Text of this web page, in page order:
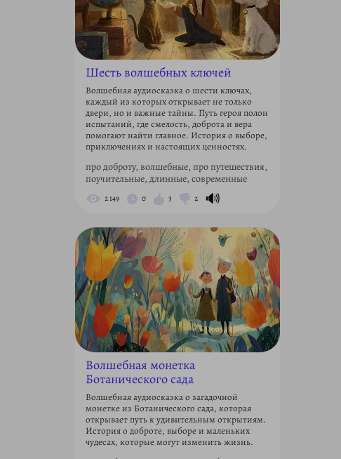
Шесть волшебных ключей
Волшебная аудиосказка о шести ключах,
каждый из которых открывает не только
двери, но и важные тайны. Путь героя полон
испытаний, где смелость, доброта и вера
помогают найти главное. История о выборе,
приключениях и настоящих ценностях.
про доброту, волшебные, про путешествия,
поучительные, длинные, современные
2 149 0 3 2 🔊
Волшебная монетка
Ботанического сада
Волшебная аудиосказка о загадочной
монетке из Ботанического сада, которая
открывает путь к удивительным открытиям.
История о доброте, выборе и маленьких
чудесах, которые могут изменить жизнь.